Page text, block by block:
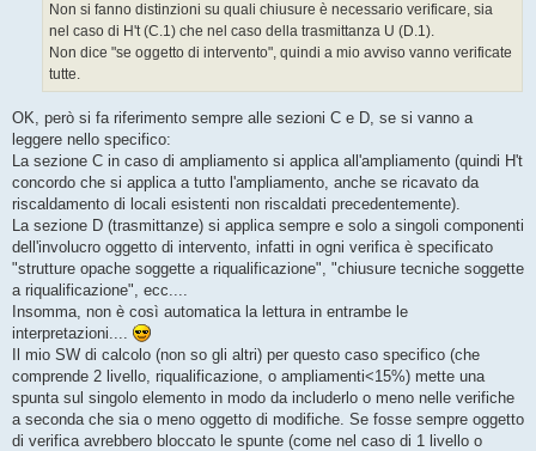
Non si fanno distinzioni su quali chiusure è necessario verificare, sia
nel caso di H't (C.1) che nel caso della trasmittanza U (D.1).
Non dice "se oggetto di intervento", quindi a mio avviso vanno verificate
tutte.
OK, però si fa riferimento sempre alle sezioni C e D, se si vanno a
leggere nello specifico:
La sezione C in caso di ampliamento si applica all'ampliamento (quindi H't
concordo che si applica a tutto l'ampliamento, anche se ricavato da
riscaldamento di locali esistenti non riscaldati precedentemente).
La sezione D (trasmittanze) si applica sempre e solo a singoli componenti
dell'involucro oggetto di intervento, infatti in ogni verifica è specificato
"strutture opache soggette a riqualificazione", "chiusure tecniche soggette
a riqualificazione", ecc....
Insomma, non è così automatica la lettura in entrambe le
interpretazioni....
Il mio SW di calcolo (non so gli altri) per questo caso specifico (che
comprende 2 livello, riqualificazione, o ampliamenti<15%) mette una
spunta sul singolo elemento in modo da includerlo o meno nelle verifiche
a seconda che sia o meno oggetto di modifiche. Se fosse sempre oggetto
di verifica avrebbero bloccato le spunte (come nel caso di 1 livello o